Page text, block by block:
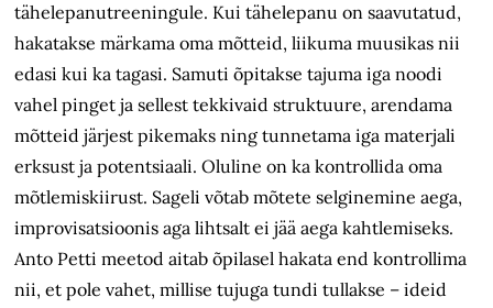
tähelepanutreeningule. Kui tähelepanu on saavutatud,
hakatakse märkama oma mõtteid, liikuma muusikas nii
edasi kui ka tagasi. Samuti õpitakse tajuma iga noodi
vahel pinget ja sellest tekkivaid struktuure, arendama
mõtteid järjest pikemaks ning tunnetama iga materjali
erksust ja potentsiaali. Oluline on ka kontrollida oma
mõtlemiskiirust. Sageli võtab mõtete selginemine aega,
improvisatsioonis aga lihtsalt ei jää aega kahtlemiseks.
Anto Petti meetod aitab õpilasel hakata end kontrollima
nii, et pole vahet, millise tujuga tundi tullakse – ideid